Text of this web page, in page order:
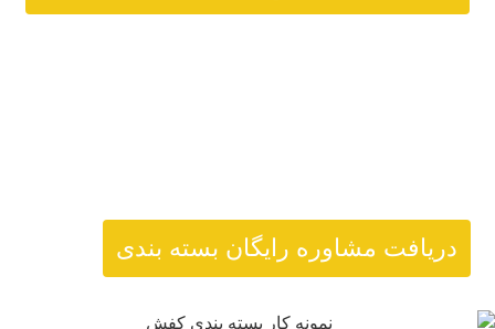
دریافت مشاوره رایگان بسته بندی